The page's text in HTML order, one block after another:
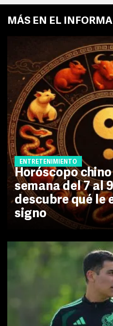
MÁS EN EL
ENTRETENIMIENTO
Horóscopo
semana del 7 al
descubre qué le
signo